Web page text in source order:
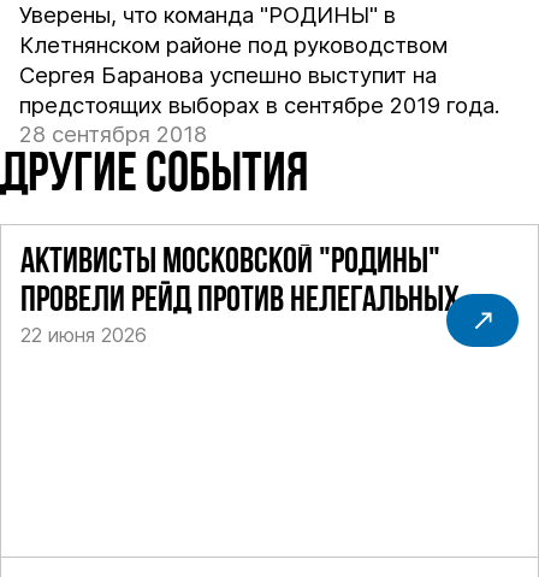
Уверены, что команда "РОДИНЫ" в
Клетнянском районе под руководством
Сергея Баранова успешно выступит на
предстоящих выборах в сентябре 2019 года.
28 сентября 2018
ДРУГИЕ СОБЫТИЯ
АКТИВИСТЫ МОСКОВСКОЙ "РОДИНЫ"
ПРОВЕЛИ РЕЙД ПРОТИВ НЕЛЕГАЛЬНЫХ
ТАКСИ
22 июня 2026